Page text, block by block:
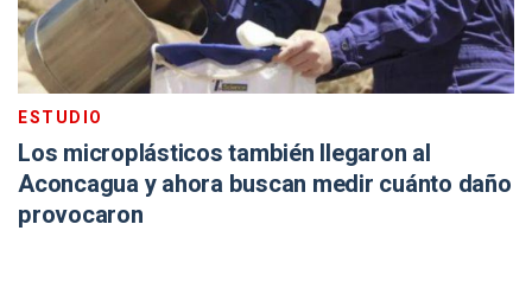
ESTUDIO
Los microplásticos también llegaron al
Aconcagua y ahora buscan medir cuánto daño
provocaron